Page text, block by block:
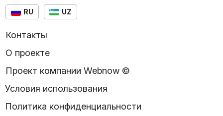
RU UZ
Контакты
О проекте
Проект компании Webnow ©
Условия использования
Политика конфиденциальности